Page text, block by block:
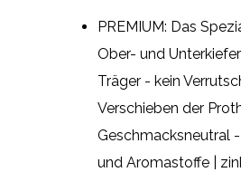
PREMIUM: Das
Ober- und
Träger - kein
Verschieben der
Geschmacksneutral
und Aromastoffe |